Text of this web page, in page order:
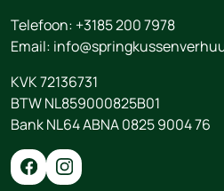
Telefoon: +3185 200 7978
Email:
KVK 72136731
BTW NL859000825B01
Bank NL64 ABNA 0825 9004 76